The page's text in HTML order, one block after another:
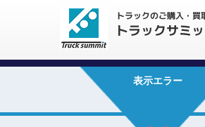
表示エラー